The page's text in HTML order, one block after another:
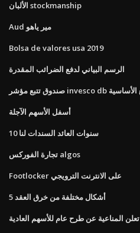
الألبان stockmanship
Aud مير ياهو
Bolsa de valores usa 2019
الرسم البياني لدفع الضرائب المقدرة
أسفل الأسهم الآجلة
10 سنوات العائد السندات لنا
تجارة الفوركس algos
Footlocker على الانترنت الترويجي
5 أشكال مختلفة من خرق العقد
تعلن المناعية عن طرح عام للأسهم العادية